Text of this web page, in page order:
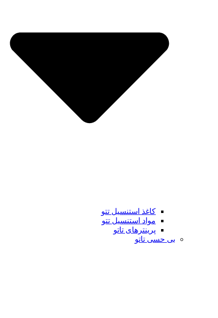
کاغذ استنسیل تتو
مواد استنسیل تتو
پرینترهای تاتو
بی حسی تاتو